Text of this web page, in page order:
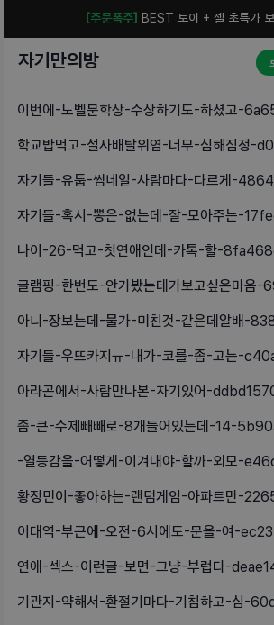
[주문폭주] BEST 토이 + 젤 초특가
자기만의방
이번에-노벨문학상-수상하기도-하셨고-
학교밥먹고-설사배탈위염-너무-심해짐정-
자기들-유툽-썸네일-사람마다-다르게-
자기들-혹시-뽕은-없는데-잘-모아주는-
나이-26-먹고-첫연애인데-카톡-할-
글램핑-한번도-안가봤는데가보고싶은마음
아니-장보는데-물가-미친것-같은데알배-
자기들-우뜨카지ㅠ-내가-코를-좀-고는-
아라곤에서-사람만나본-자기있어-
좀-큰-수제빼빼로-8개들어있는데-14-
-열등감을-어떻게-이겨내야-할까-외모-
황정민이-좋아하는-랜덤게임-아파트만-
이대역-부근에-오전-6시에도-문을-여-
연애-섹스-이런글-보면-그냥-부럽다-
기관지-약해서-환절기마다-기침하고-심-